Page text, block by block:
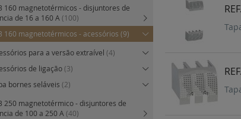
160 magnetotérmicos - disjuntores de
de 16 a 160 A (100)
160 magnetotérmicos - acessórios (9)
para a versão extraível (4)
de ligação(3)
bornes seláveis (2)
250 magnetotérmico - disjuntores de
de 100 a 250 A (40)